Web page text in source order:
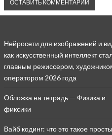
Нейросети для изображений и
как искусственный интеллект
главным режиссером,
оператором 2026 года
Обложка на тетрадь — Физика и
фиксики
Вайб кодинг: что это такое